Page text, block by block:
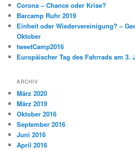
Corona – Chance oder Krise?
Barcamp Ruhr 2019
Einheit oder Wiedervereinigung? –
Oktober
tweetCamp2016
Europäischer Tag des Fahrrads am 3.
ARCHIV
März 2020
März 2019
Oktober 2016
September 2016
Juni 2016
April 2016